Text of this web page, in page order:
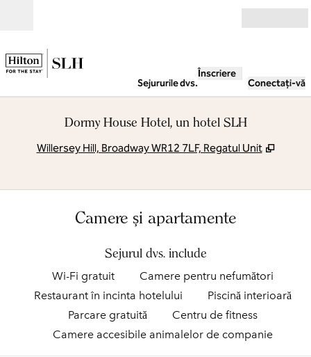
Sejururile dvs.
Înscriere
Conectați-vă
Dormy House Hotel, un hotel SLH
Willersey Hill, Broadway WR12 7LF, Regatul Unit ,
Camere și apartamente
Sejurul dvs. include
Wi-Fi gratuit
Camere pentru nefumători
Restaurant în incinta hotelului
Piscină interioară
Parcare gratuită
Centru de fitness
Camere accesibile animalelor de companie